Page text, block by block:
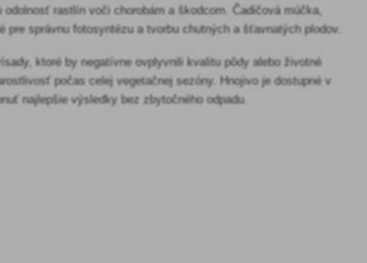
rastlín voči chorobám a škodcom. Čadičová múčka,
správnu fotosyntézu a tvorbu chutných a šťavnatých plodov.
ktoré by negatívne ovplyvnili kvalitu pôdy alebo životné
počas celej vegetačnej sezóny. Hnojivo je dostupné v
najlepšie výsledky bez zbytočného odpadu.